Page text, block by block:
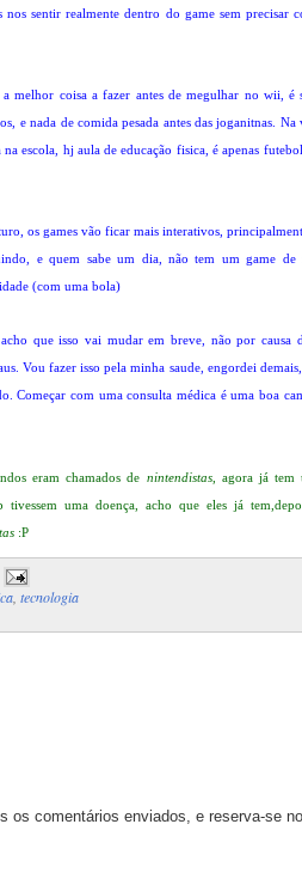
sentir realmente dentro do game sem precisar
melhor coisa a fazer antes de megulhar no wii, é
e nada de comida pesada antes das joganitnas.
escola, hj aula de educação fisica, é apenas
os games vão ficar mais interativos,
e quem sabe um dia, não tem um game
(com uma bola)
acho que isso vai mudar em breve, não por
Vou fazer isso pela minha saude, engordei
Começar com uma consulta médica é uma boa
eram chamados de nintendistas, agora já tem
tivessem uma doença, acho que eles já
:P
tecnologia
os comentários enviados, e reserva-se